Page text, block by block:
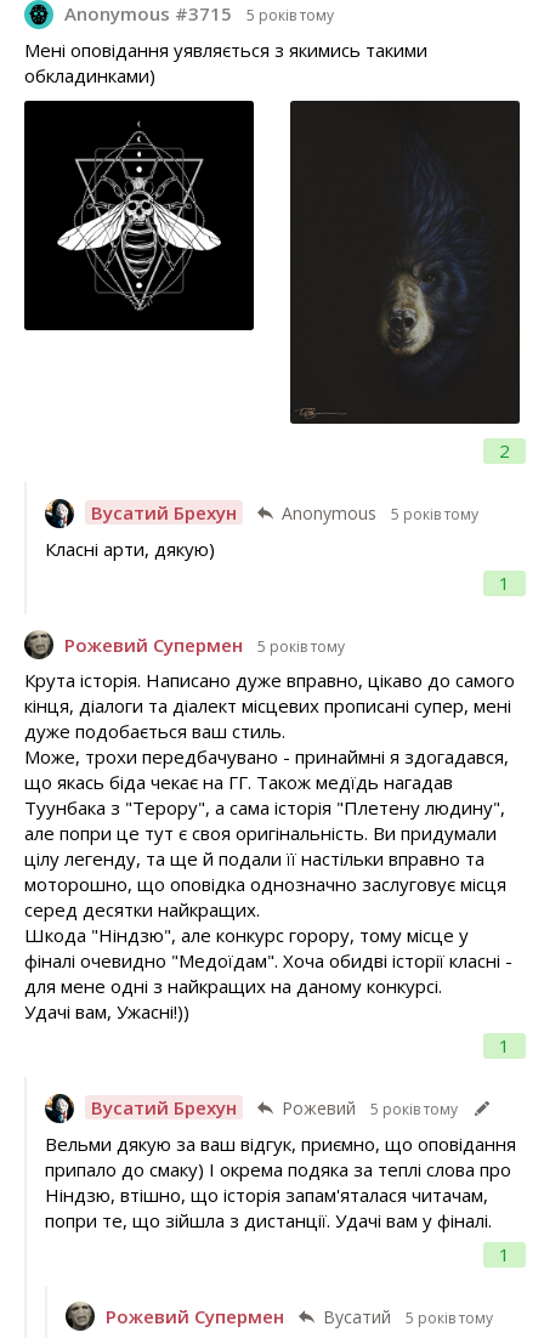
Anonymous #3715 5 років тому
2
Мені оповідання уявляється з якимись такими
обкладинками)
Вусатий Брехун Anonymous 5 років тому
1
Класні арти, дякую)
Рожевий Супермен 5 років тому
1
Крута історія. Написано дуже вправно, цікаво до самого
кінця, діалоги та діалект місцевих прописані супер, мені
дуже подобається ваш стиль.
Може, трохи передбачувано - принаймні я здогадався,
що якась біда чекає на ГГ. Також медїдь нагадав
Туунбака з "Терору", а сама історія "Плетену людину",
але попри це тут є своя оригінальність. Ви придумали
цілу легенду, та ще й подали її настільки вправно та
моторошно, що оповідка однозначно заслуговує місця
серед десятки найкращих.
Шкода "Ніндзю", але конкурс горору, тому місце у
фіналі очевидно "Медоїдам". Хоча обидві історії класні -
для мене одні з найкращих на даному конкурсі.
Удачі вам, Ужасні!))
Вусатий Брехун Рожевий 5 років тому
1
Вельми дякую за ваш відгук, приємно, що оповідання
припало до смаку) І окрема подяка за теплі слова про
Ніндзю, втішно, що історія запам'яталася читачам,
попри те, що зійшла з дистанції. Удачі вам у фіналі.
Рожевий Супермен Вусатий 5 років тому